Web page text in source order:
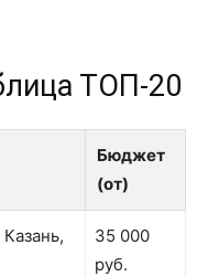
ТОП-20
Бюджет
(от)
35 000
руб.